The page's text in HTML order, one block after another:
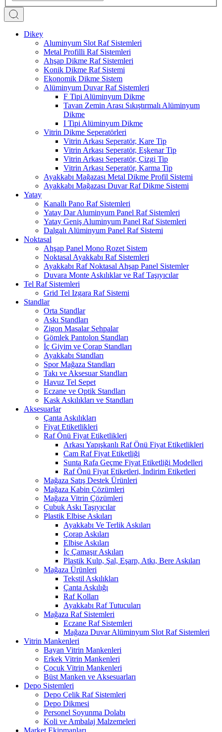
Dikey
Aluminyum Slot Raf Sistemleri
Metal Profilli Raf Sistemleri
Ahşap Dikme Raf Sistemleri
Konik Dikme Raf Sistemi
Ekonomik Dikme Sistem
Alüminyum Duvar Raf Sistemleri
F Tipi Alüminyum Dikme
Tavan Zemin Arası Sıkıştırmalı Alüminyum
Dikme
I Tipi Alüminyum Dikme
Vitrin Dikme Seperatörleri
Vitrin Arkası Seperatör, Kare Tip
Vitrin Arkası Seperatör, Eşkenar Tip
Vitrin Arkası Seperatör, Çizgi Tip
Vitrin Arkası Seperatör, Karma Tip
Ayakkabı Mağazası Metal Dikme Profil Sistemi
Ayakkabı Mağazası Duvar Raf Dikme Sistemi
Yatay
Kanallı Pano Raf Sistemleri
Yatay Dar Aluminyum Panel Raf Sistemleri
Yatay Geniş Aluminyum Panel Raf Sistemleri
Dalgalı Alüminyum Panel Raf Sistemi
Noktasal
Ahşap Panel Mono Rozet Sistem
Noktasal Ayakkabı Raf Sistemleri
Ayakkabı Raf Noktasal Ahşap Panel Sistemler
Duvara Monte Askılıklar ve Raf Taşıyıcılar
Tel Raf Sistemleri
Grid Tel Izgara Raf Sistemi
Standlar
Orta Standlar
Askı Standları
Zigon Masalar Sehpalar
Gömlek Pantolon Standları
İç Giyim ve Çorap Standları
Ayakkabı Standları
Spor Mağaza Standları
Takı ve Aksesuar Standları
Havuz Tel Sepet
Eczane ve Optik Standları
Kask Askılıkları ve Standları
Aksesuarlar
Çanta Askılıkları
Fiyat Etiketlikleri
Raf Önü Fiyat Etiketlikleri
Arkası Yapışkanlı Raf Önü Fiyat Etiketlikleri
Cam Raf Fiyat Etiketliği
Sunta Rafa Geçme Fiyat Etiketliği Modelleri
Raf Önü Fiyat Etiketleri, İndirim Etiketleri
Mağaza Satış Destek Ürünleri
Mağaza Kabin Çözümleri
Mağaza Vitrin Çözümleri
Çubuk Askı Taşıyıcılar
Plastik Elbise Askıları
Ayakkabı Ve Terlik Askıları
Çorap Askıları
Elbise Askıları
İç Çamaşır Askıları
Plastik Kulp, Şal, Eşarp, Atkı, Bere Askıları
Mağaza Ürünleri
Tekstil Askılıkları
Çanta Askılığı
Raf Kolları
Ayakkabı Raf Tutucuları
Mağaza Raf Sistemleri
Eczane Raf Sistemleri
Mağaza Duvar Alüminyum Slot Raf Sistemleri
Vitrin Mankenleri
Bayan Vitrin Mankenleri
Erkek Vitrin Mankenleri
Çocuk Vitrin Mankenleri
Büst Manken ve Aksesuarları
Depo Sistemleri
Depo Çelik Raf Sistemleri
Depo Dikmesi
Personel Soyunma Dolabı
Koli ve Ambalaj Malzemeleri
Market Ekipmanları